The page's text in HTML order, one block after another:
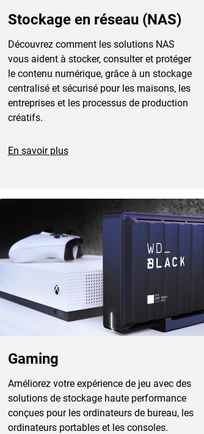
Stockage en réseau (NAS)
Découvrez comment les solutions NAS
vous aident à stocker, consulter et protéger
le contenu numérique, grâce à un stockage
centralisé et sécurisé pour les maisons, les
entreprises et les processus de production
créatifs.
En savoir plus
Gaming
Améliorez votre expérience de jeu avec des
solutions de stockage haute performance
conçues pour les ordinateurs de bureau, les
ordinateurs portables et les consoles.